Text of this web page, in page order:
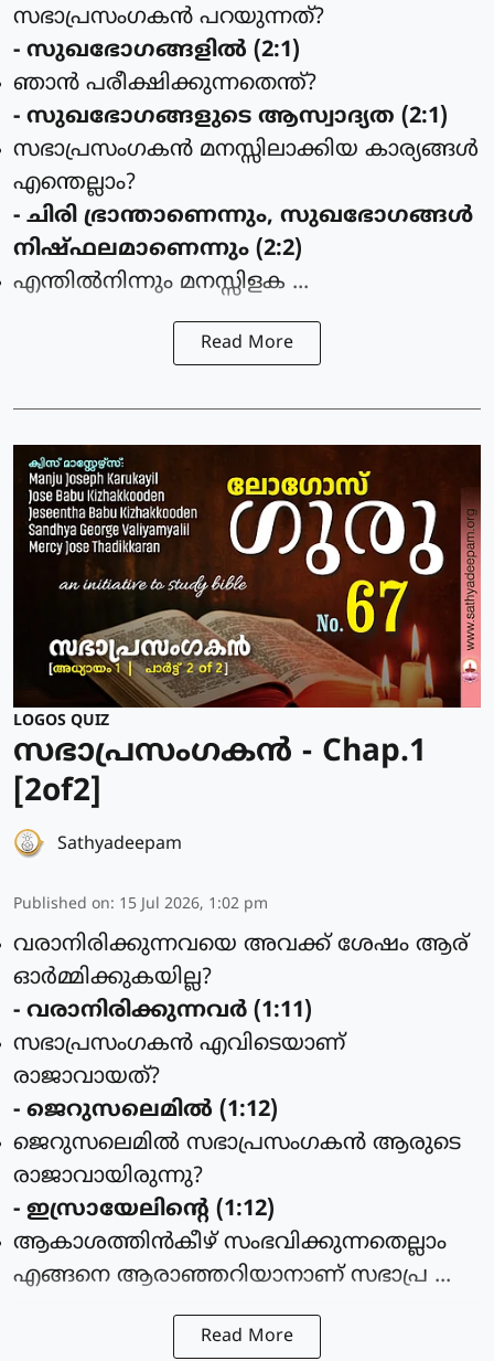
സഭാപ്രസംഗകന്‍ പറയുന്നത്?
- സുഖഭോഗങ്ങളില്‍ (2:1)
ഞാന്‍ പരീക്ഷിക്കുന്നതെന്ത്?
- സുഖഭോഗങ്ങളുടെ ആസ്വാദ്യത (2:1)
സഭാപ്രസംഗകന്‍ മനസ്സിലാക്കിയ കാര്യങ്ങള്‍
എന്തെല്ലാം?
- ചിരി ഭ്രാന്താണെന്നും, സുഖഭോഗങ്ങള്‍
നിഷ്ഫലമാണെന്നും (2:2)
എന്തില്‍നിന്നും മനസ്സിളക ...
Read More
LOGOS QUIZ
സഭാപ്രസംഗകൻ - Chap.1
[2of2]
Sathyadeepam
Published on: 15 Jul 2026, 1:02 pm
വരാനിരിക്കുന്നവയെ അവക്ക് ശേഷം ആര്
ഓര്‍മ്മിക്കുകയില്ല?
- വരാനിരിക്കുന്നവര്‍ (1:11)
സഭാപ്രസംഗകന്‍ എവിടെയാണ്
രാജാവായത്?
- ജെറുസലെമില്‍ (1:12)
ജെറുസലെമില്‍ സഭാപ്രസംഗകന്‍ ആരുടെ
രാജാവായിരുന്നു?
- ഇസ്രായേലിന്റെ (1:12)
ആകാശത്തിന്‍കീഴ് സംഭവിക്കുന്നതെല്ലാം
എങ്ങനെ ആരാഞ്ഞറിയാനാണ് സഭാപ്ര ...
Read More